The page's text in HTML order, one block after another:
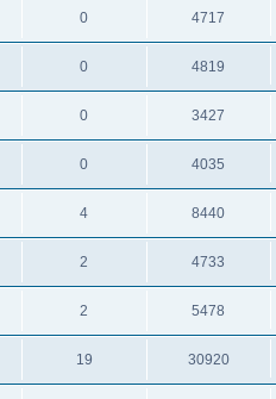
0 4717
0 4819
0 3427
0 4035
4 8440
2 4733
2 5478
19 30920